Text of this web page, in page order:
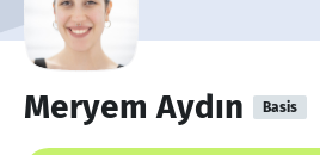
Meryem Aydın Basis